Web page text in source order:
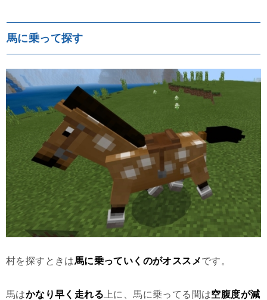
馬に乗って探す
村を探すときは馬に乗っていくのがオススメです。
馬はかなり早く走れる 上に、馬に乗ってる間は空腹度が減